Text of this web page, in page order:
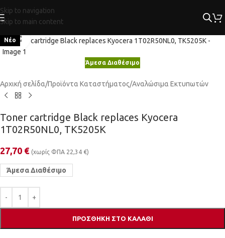
Skip to navigation
Skip to main content
Νέο Κλικ για μεγέθυνση
Άμεσα Διαθέσιμο
Αρχική σελίδα/Προϊόντα Καταστήματος/Αναλώσιμα Εκτυπωτών
Toner cartridge Black replaces Kyocera
1T02R50NL0, TK5205K
27,70 € (χωρίς ΦΠΑ 22,34 €)
Άμεσα Διαθέσιμο
ΠΡΟΣΘΉΚΗ ΣΤΟ ΚΑΛΆΘΙ